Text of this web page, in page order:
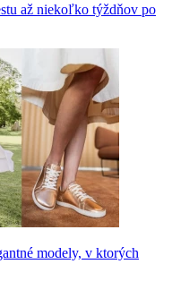
až niekoľko týždňov po
modely, v ktorých